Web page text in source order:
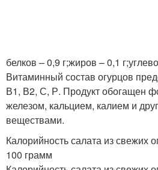
белков – 0,9 г;жиров – 0,1
Витаминный состав огурцов
В1, В2, С, Р. Продукт обогащен
железом, кальцием, калием и
веществами.
Калорийность салата из свежих
100 грамм